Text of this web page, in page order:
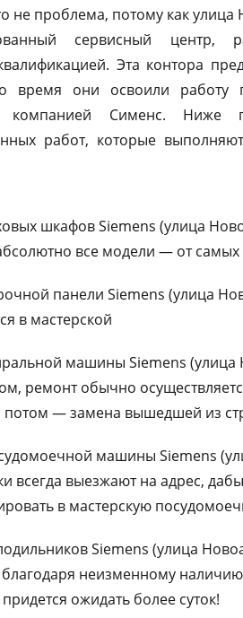
не проблема, потому как улица
сервисный центр,
Эта контора
время они освоили работу
компанией Сименс. Ниже
работ, которые
шкафов Siemens (улица
все модели — от
панели Siemens (улица
в мастерской
машины Siemens (улица
ремонт обычно
потом — замена вышедшей из
машины Siemens
всегда выезжают на адрес,
в мастерскую
Siemens (улица
неизменному наличию
ожидать более суток!